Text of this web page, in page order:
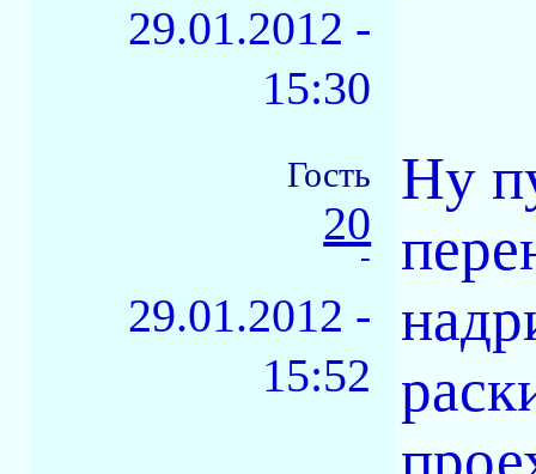
29.01.2012 -
15:30
Гость
20
-
29.01.2012 -
15:52
Ну